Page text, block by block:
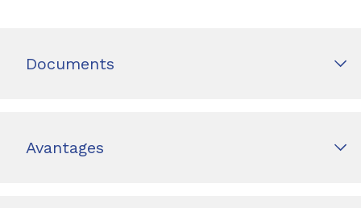
Documents
Avantages